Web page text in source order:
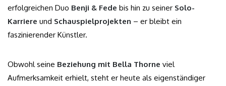
erfolgreichen Duo Benji & Fede bis hin zu seiner Solo-
Karriere und Schauspielprojekten – er bleibt ein
faszinierender Künstler.
Obwohl seine Beziehung mit Bella Thorne viel
Aufmerksamkeit erhielt, steht er heute als eigenständiger